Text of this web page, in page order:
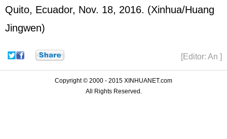
Quito, Ecuador, Nov. 18, 2016. (Xinhua/Huang
Jingwen)
[Editor: An ]
Copyright © 2000 - 2015 XINHUANET.com
All Rights Reserved.